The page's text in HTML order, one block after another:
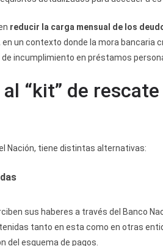
reducir la carga mensual de los
un contexto donde la mora bancaria
de incumplimiento en préstamos
“kit” de
Nación, tiene distintas alternativas:
sus haberes a través del Banco
tanto en esta como en otras
del esquema de pagos.